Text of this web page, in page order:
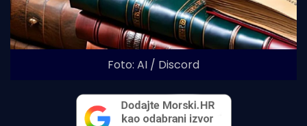
Foto: AI / Discord